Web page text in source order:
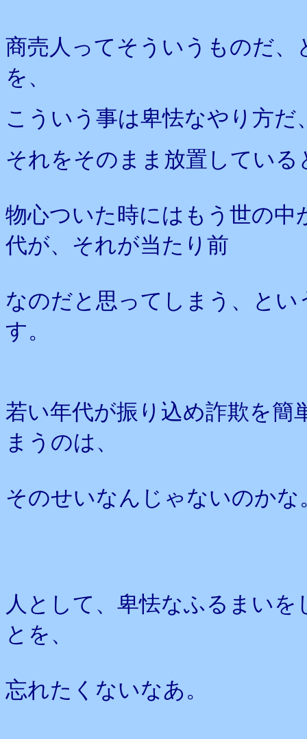
商売人ってそういうものだ
を、
こういう事は卑怯なやり方だ
それをそのまま放置している
物心ついた時にはもう世の
代が、それが当たり前
なのだと思ってしまう、と
す。
若い年代が振り込め詐欺を簡
まうのは、
そのせいなんじゃないのかな
人として、卑怯なふるまい
とを、
忘れたくないなあ。